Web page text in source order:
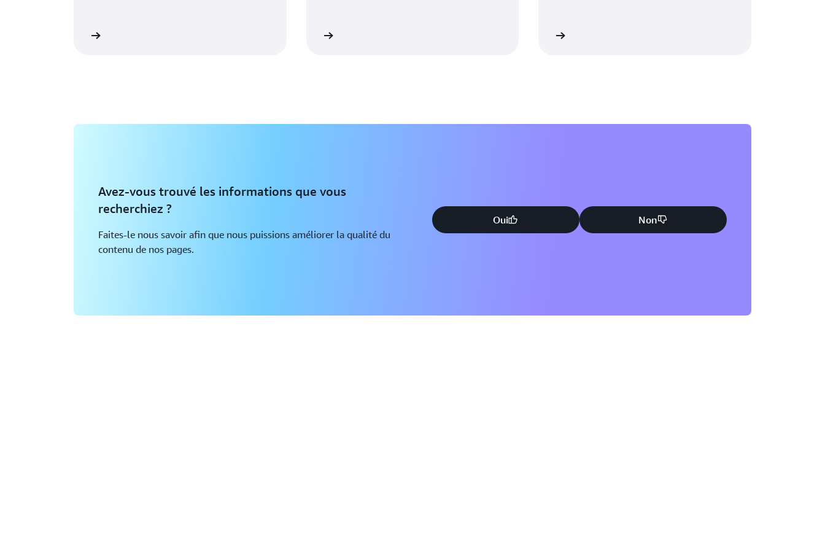
Avez-vous trouvé les informations que vous
recherchiez ?
Faites-le nous savoir afin que nous puissions améliorer la qualité du
contenu de nos pages.
Oui Non